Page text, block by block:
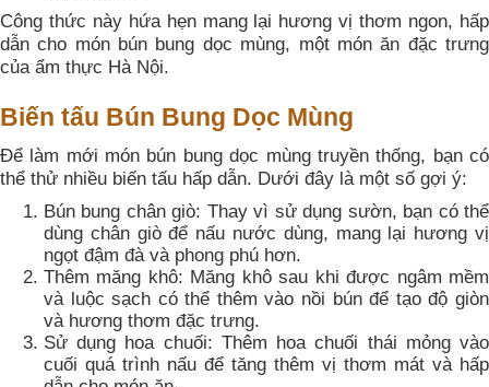
Công thức này hứa hẹn mang lại hương vị thơm ngon, hấp
dẫn cho món bún bung dọc mùng, một món ăn đặc trưng
của ẩm thực Hà Nội.
Biến tấu Bún Bung Dọc Mùng
Để làm mới món bún bung dọc mùng truyền thống, bạn có
thể thử nhiều biến tấu hấp dẫn. Dưới đây là một số gợi ý:
Bún bung chân giò: Thay vì sử dụng sườn, bạn có thể
dùng chân giò để nấu nước dùng, mang lại hương vị
ngọt đậm đà và phong phú hơn.
Thêm măng khô: Măng khô sau khi được ngâm mềm
và luộc sạch có thể thêm vào nồi bún để tạo độ giòn
và hương thơm đặc trưng.
Sử dụng hoa chuối: Thêm hoa chuối thái mỏng vào
cuối quá trình nấu để tăng thêm vị thơm mát và hấp